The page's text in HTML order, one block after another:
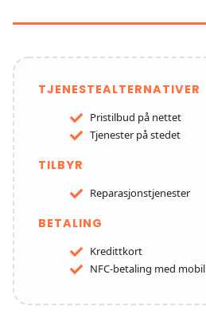
TJENESTEALTERNATIVER
Pristilbud på nettet
Tjenester på stedet
TILBYR
Reparasjonstjenester
BETALING
Kredittkort
NFC-betaling med mobil